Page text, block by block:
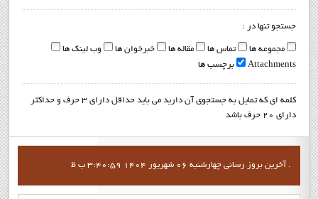
جستجو تنها در :
مجموعه ها تماس ها مقاله ها خبرخوان ها
وب لینک ها
Attachments
برچسب ها
کلمه ای که تمایل به جستجوی آن دارید می باید حداقل دارای 3 حرف و حداکثر
دارای 20 حرف باشد
آخرين بروز رساني چهارشنبه 06 شهریور 1404 3:40:59 ب ظ .